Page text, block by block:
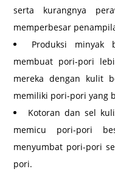
serta kurangnya
memperbesar
Produksi
membuat pori-pori
mereka dengan kulit
memiliki pori-pori yang
Kotoran dan sel
memicu pori-pori
menyumbat pori-pori
pori.